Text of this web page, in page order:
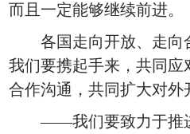
而且一定能够继续前进。
各国走向开放、走向
我们要携起手来，共同应
合作沟通，共同扩大对外
——我们要致力于推